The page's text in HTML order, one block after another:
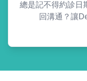
總是記不得約診日
回溝通？讓